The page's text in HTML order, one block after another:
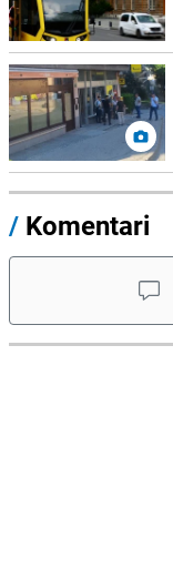
/ Komentari